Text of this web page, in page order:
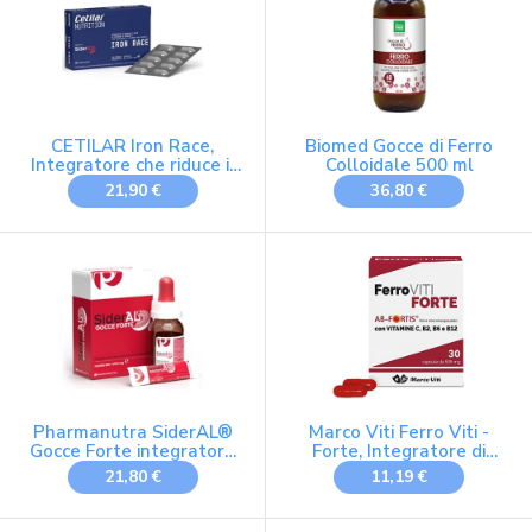
Stanchezza Senza
Glutine Lattosio
cambio stagione
CETILAR Iron Race,
Integratore che riduce il
senso di stanchezza, Per
sport alta intensità e
vitamine e acido folico,
Cetilar Nutrition
21,90 €
Biomed Gocce di Ferro
Colloidale 500 ml
36,80 €
Pharmanutra SiderAL®
Gocce Forte integratore
alimentare a base di
Ferro Sucrosomiale® (14
21,80 €
Marco Viti Ferro Viti -
Forte, Integratore di
Ferro Microincapsulato
con Vitamina B2,
11,19 €